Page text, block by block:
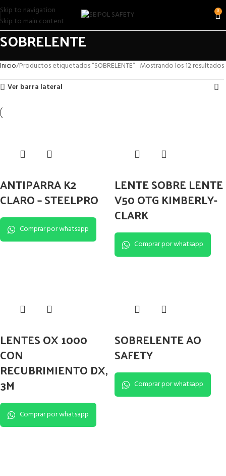
Skip to navigation
Skip to main content
0
SOBRELENTE
Inicio Productos etiquetados “SOBRELENTE” Mostrando los 12 resultados
Ver barra lateral
ANTIPARRA K2
CLARO – STEELPRO
Comprar por whatsapp
LENTE SOBRE LENTE
V50 OTG KIMBERLY-
CLARK
Comprar por whatsapp
LENTES OX 1000
CON
RECUBRIMIENTO DX,
3M
Comprar por whatsapp
SOBRELENTE AO
SAFETY
Comprar por whatsapp